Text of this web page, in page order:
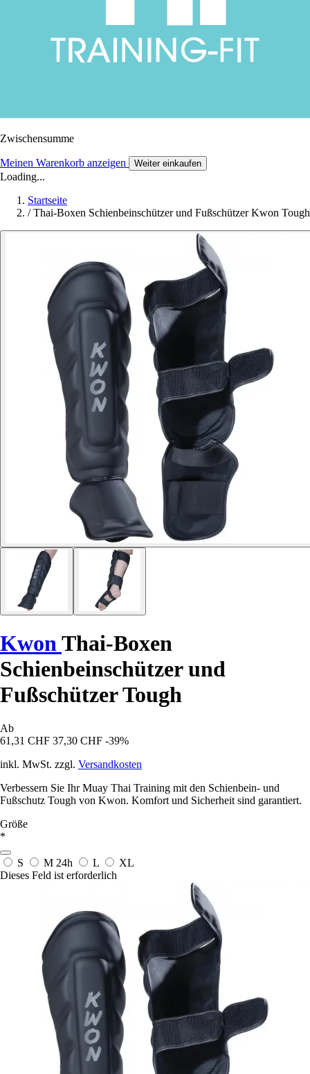
Zwischensumme
Meinen Warenkorb anzeigen Weiter einkaufen
Loading...
Startseite
/ Thai-Boxen Schienbeinschützer und Fußschützer Kwon Tough
Kwon Thai-Boxen
Schienbeinschützer und
Fußschützer Tough
Ab
61,31 CHF 37,30 CHF -39%
inkl. MwSt. zzgl. Versandkosten
Verbessern Sie Ihr Muay Thai Training mit den Schienbein- und
Fußschutz Tough von Kwon. Komfort und Sicherheit sind garantiert.
Größe
*
S M 24h L
XL
Dieses Feld ist erforderlich